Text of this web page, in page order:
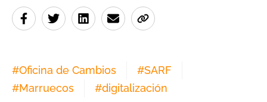
#Oficina de Cambios #SARF
#Marruecos #digitalización